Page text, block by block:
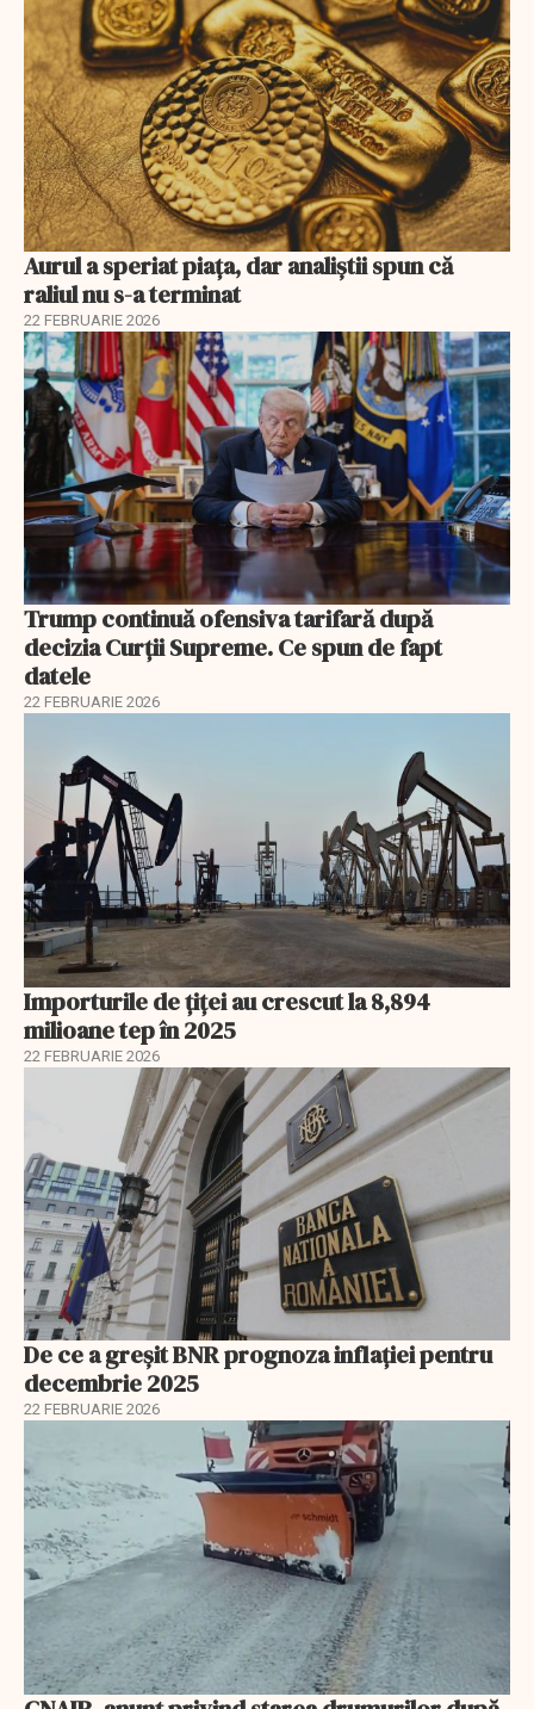
Aurul a speriat piața, dar analiștii spun că
raliul nu s-a terminat
22 FEBRUARIE 2026
Trump continuă ofensiva tarifară după
decizia Curții Supreme. Ce spun de fapt
datele
22 FEBRUARIE 2026
Importurile de țiței au crescut la 8,894
milioane tep în 2025
22 FEBRUARIE 2026
De ce a greșit BNR prognoza inflației pentru
decembrie 2025
22 FEBRUARIE 2026